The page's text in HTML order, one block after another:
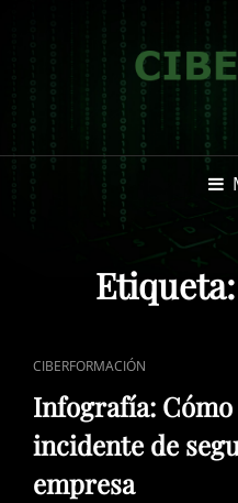
Etiqueta:
ENLACES
DE
CATEGORÍAS
CIBERFORMACIÓN
Infografía:
incidente de
empresa